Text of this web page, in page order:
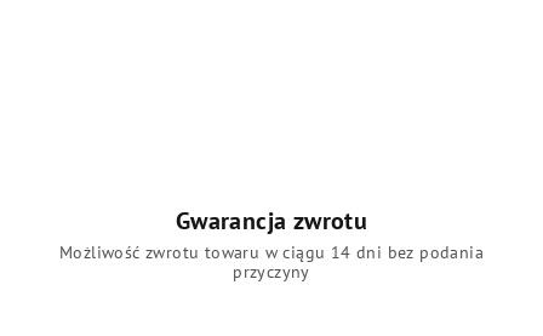
Gwarancja zwrotu
Możliwość zwrotu towaru w ciągu 14 dni bez podania
przyczyny